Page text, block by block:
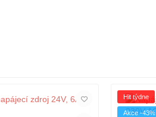
Hit týdne
Akce -43%